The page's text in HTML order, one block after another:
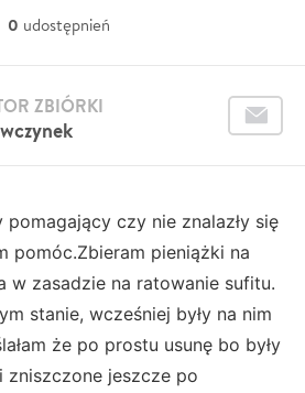
0 udostępnień
ZBIÓRKI
czy nie znalazły się
pomóc.Zbieram pieniążki na
w zasadzie na ratowanie sufitu.
stanie, wcześniej były na nim
że po prostu usunę bo były
zniszczone jeszcze po